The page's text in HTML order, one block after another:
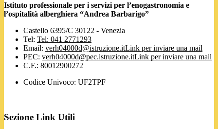
Istituto professionale per i servizi per l’enogastronomia e
l’ospitalità alberghiera “Andrea Barbarigo”
Castello 6395/C 30122 - Venezia
Tel: Tel: 041 2771293
Email: verh04000d@istruzione.itLink per inviare una mail
PEC: verh04000d@pec.istruzione.itLink per inviare una mail
C.F.: 80012900272
Codice Univoco: UF2TPF
Sezione Link Utili